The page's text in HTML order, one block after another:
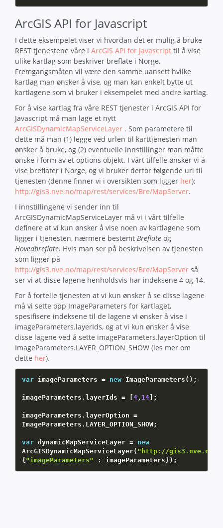
ArcGIS API for Javascript
I dette eksempelet viser vi hvordan det er mulig å bruke
REST tjenestene våre i ArcGIS API for Javascript til å vise
ulike kartlag som beskriver breflate i Norge.
Fremgangsmåten vil være den samme uansett hvilke
kartlag man ønsker å vise, og man kan enkelt bytte ut
kartlagene som vi bruker i eksempelet med andre kartlag.
For å vise kartlag fra våre REST tjenester i ArcGIS API for
Javascript må man lage et nytt
ArcGISDynamicMapServiceLayer . Som parametere til
dette må man (1) legge ved urlen til karttjenesten man
ønsker å bruke, og (2) eventuelle innstillinger man måtte
ønske i form av et options objekt. I vårt tilfelle ønsker vi å
vise breflater i Norge, og vi bruker derfor følgende url til
tjenesten (denne finner vi i oversikten som ligger her):
http://gis3.nve.no/map/rest/services/Bre/MapServer.
I innstillingene vi sender inn til
ArcGISDynamicMapServiceLayer må vi i vårt tilfelle
definere at vi kun ønsker å vise noen av kartlagene som
ligger i tjenesten, nærmere bestemt Breflate og
Hovedbreflate. Hvis man ser på beskrivelsen av tjenesten
som ligger på
http://gis3.nve.no/map/rest/services/Bre/MapServer så
ser vi at disse lagene henholdsvis har indeksene 4 og 14.
For å fortelle tjenesten at vi kun ønsker å se disse lagene
må vi sette opp ImageParameters for kartlaget,
spesifisere indeksene til de lagene vi ønsker å vise i
imageParameters.layerIds, og at vi kun ønsker å vise
disse lagene ved å sette imageParameters.layerOption til
ImageParameters.LAYER_OPTION_SHOW (les mer om
dette her).
var imageParameters = new ImageParameters ( ) ;
imageParameters . layerIds = 4, 14] ;
imageParameters . layerOption =
ImageParameters . LAYER_OPTION_SHOW;
var dynamicMapServiceLayer =
new
ArcGISDynamicMapServiceLayer( "http://gis3.nve.no/
{ "imageParameters" : imageParameters } ) ;